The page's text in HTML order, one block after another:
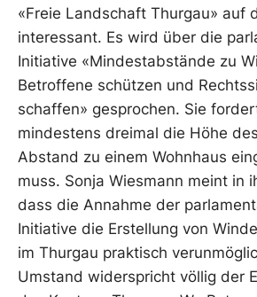
«Freie Landschaft Thurgau» auf
interessant. Es wird über die
Initiative «Mindestabstände zu
Betroffene schützen und
schaffen» gesprochen. Sie
mindestens dreimal die Höhe
Abstand zu einem Wohnhaus
muss. Sonja Wiesmann meint in
dass die Annahme der
Initiative die Erstellung von
im Thurgau praktisch
Umstand widerspricht völlig der